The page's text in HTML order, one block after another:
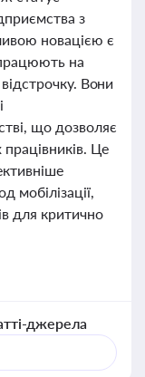
з
новацією є
на
Вони
що дозволяє
Це
мобілізації,
для критично
джерела